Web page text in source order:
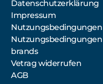
Datenschutzerklärung
Impressum
brands
Vetrag widerrufen
AGB